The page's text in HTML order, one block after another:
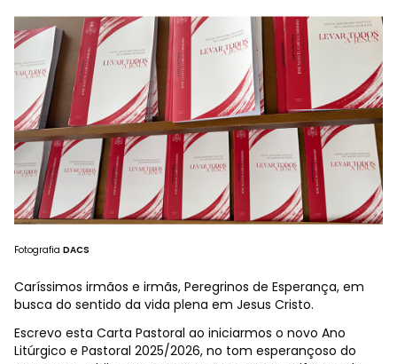
Fotografia DACS
Caríssimos irmãos e irmãs, Peregrinos de Esperança, em
busca do sentido da vida plena em Jesus Cristo.
Escrevo esta Carta Pastoral ao iniciarmos o novo Ano
Litúrgico e Pastoral 2025/2026, no tom esperançoso do